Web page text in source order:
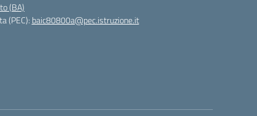
(BA)
(PEC): baic80800a@pec.istruzione.it